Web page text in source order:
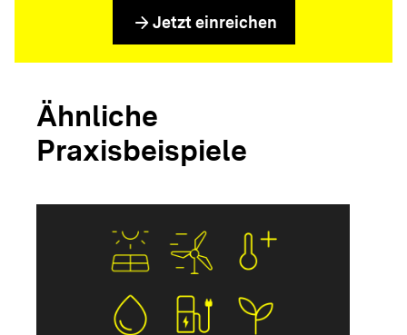
arrow_forward Jetzt einreichen
Ähnliche
Praxisbeispiele